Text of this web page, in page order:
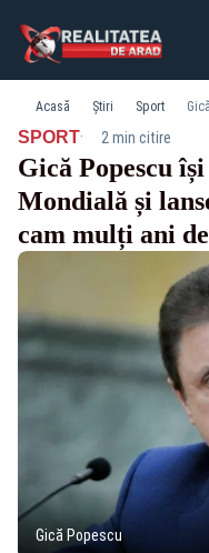
Acasă Știri Sport
SPORT· 2 min citire
Gică Popescu
Mondială și
cam mulți ani
Gică Popescu